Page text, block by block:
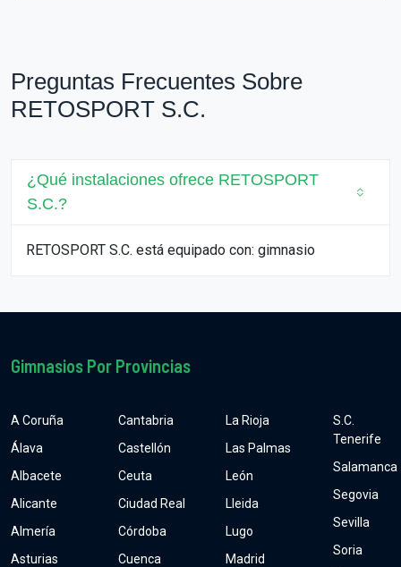
Preguntas Frecuentes Sobre
RETOSPORT S.C.
¿Qué instalaciones ofrece RETOSPORT
S.C.?
RETOSPORT S.C. está equipado con: gimnasio
Gimnasios Por Provincias
A Coruña
Álava
Albacete
Alicante
Almería
Asturias
Cantabria
Castellón
Ceuta
Ciudad Real
Córdoba
Cuenca
La Rioja
Las Palmas
León
Lleida
Lugo
Madrid
S.C.
Tenerife
Salamanca
Segovia
Sevilla
Soria